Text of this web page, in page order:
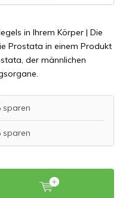
in Ihrem Körper | Die
Prostata in einem Produkt
der männlichen
sparen
sparen